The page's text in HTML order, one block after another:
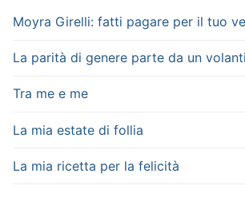
Moyra Girelli: fatti pagare per il tuo
La parità di genere parte da un
Tra me e me
La mia estate di follia
La mia ricetta per la felicità